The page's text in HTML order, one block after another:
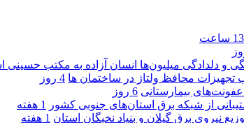
13 ساعت
و دلدادگی میلیون‌ها انسان آزاده به مکتب
تجهیزات محافظ ولتاژ در ساختمان ها 4 روز
بیمارستانی 6 روز
از شبكه برق استان‌های جنوبی كشور
1 هفته
نیروی برق گیلان و بنیاد نخبگان استان 1 هفته